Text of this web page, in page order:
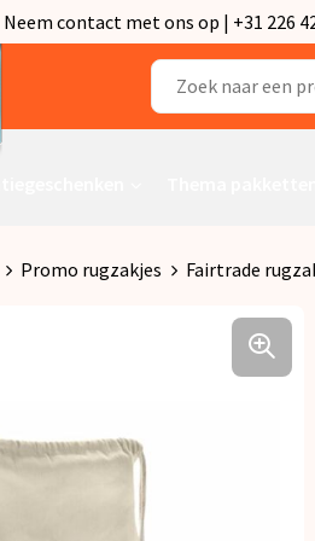
contact met ons op | +31 226
Promo rugzakjes Fairtrade